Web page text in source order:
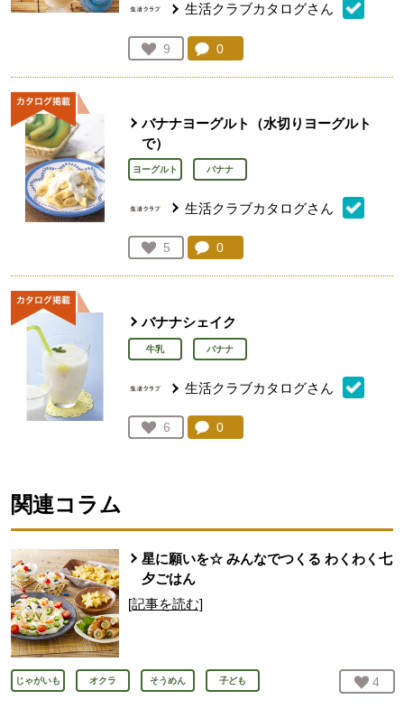
生活クラブカタログさん
お気に入り登録：
9
人が登録
コメント：
0
バナナヨーグルト（水切りヨーグルト
で）
ヨーグルト バナナ
生活クラブカタログさん
お気に入り登録：
5
人が登録
コメント：
0
バナナシェイク
牛乳 バナナ
生活クラブカタログさん
お気に入り登録：
6
人が登録
コメント：
0
関連コラム
星に願いを☆ みんなでつくる わくわく七
夕ごはん
[記事を読む]
じゃがいも オクラ そうめん 子ども お気
4